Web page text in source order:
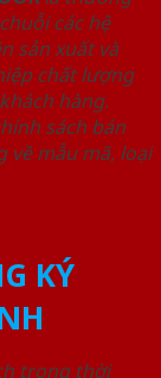
các hệ
sản xuất và
chất lượng
hàng.
sách bán
về mẫu mã, loại
KÝ
trong thời